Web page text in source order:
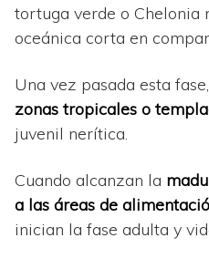
tortuga verde o Chelonia
oceánica corta en
Una vez pasada esta
zonas tropicales o
juvenil nerítica.
Cuando alcanzan la
a las áreas de
inician la fase adulta y